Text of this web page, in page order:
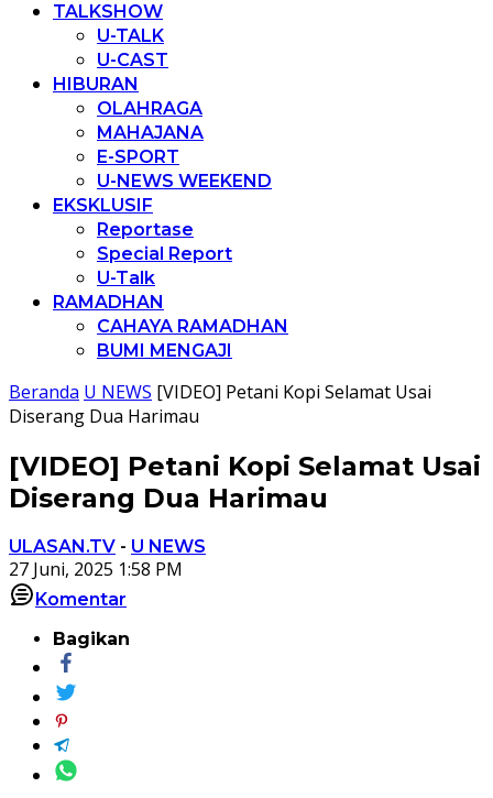
TALKSHOW
U-TALK
U-CAST
HIBURAN
OLAHRAGA
MAHAJANA
E-SPORT
U-NEWS WEEKEND
EKSKLUSIF
Reportase
Special Report
U-Talk
RAMADHAN
CAHAYA RAMADHAN
BUMI MENGAJI
Beranda U NEWS [VIDEO] Petani Kopi Selamat Usai
Diserang Dua Harimau
[VIDEO] Petani Kopi Selamat Usai
Diserang Dua Harimau
ULASAN.TV - U NEWS
27 Juni, 2025 1:58 PM
Komentar
Bagikan